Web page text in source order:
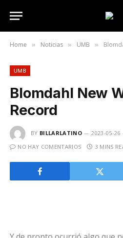
Home » Noticias » UMB »
UMB
Blomdahl New
Record
BY BILLARLATINO 2023-05-26
NO HAY COMENTARIOS
3 MINS